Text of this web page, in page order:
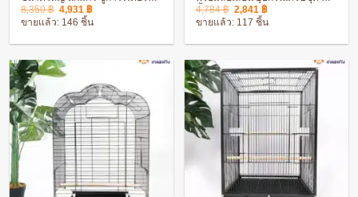
กระรอก มีคอนด้านบน พร้อมล้อ
เลื่อน
8,350฿ Original
price
was:
4,931 ฿Current
price
is:
ขายแล้ว: 146 ชิ้น
ตั้งง่าย
4,784฿ Original
price
was:
2,841 ฿Current
price
is:
ขายแล้ว: 117 ชิ้น